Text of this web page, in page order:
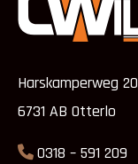
Harskamperweg 20
6731 AB Otterlo
0318 – 591 209